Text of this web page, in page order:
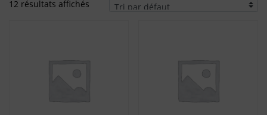
12 résultats affichés